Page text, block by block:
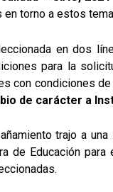
torno a estos
en dos
para la
con condiciones
de carácter a
trajo a una
de Educación